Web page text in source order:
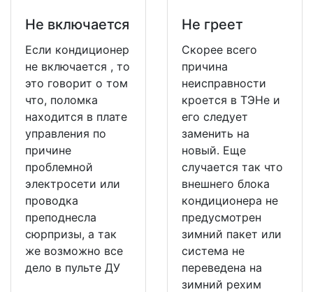
Не включается
Если кондиционер
не включается , то
это говорит о том
что, поломка
находится в плате
управления по
причине
проблемной
электросети или
проводка
преподнесла
сюрпризы, а так
же возможно все
дело в пульте ДУ
Не греет
Скорее всего
причина
неисправности
кроется в ТЭНе и
его следует
заменить на
новый. Еще
случается так что
внешнего блока
кондиционера не
предусмотрен
зимний пакет или
система не
переведена на
зимний рехим